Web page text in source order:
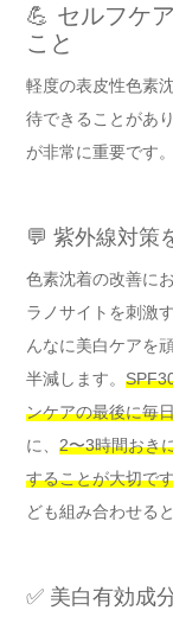
💪 セルフケ
こと
軽度の表皮性色素
待できることがあ
が非常に重要です。
💬 紫外線対策
色素沈着の改善にお
ラノサイトを刺激
んなに美白ケアを
半減します。
ンケアの最後に毎
に、 2〜3時間おき
することが大切で
ども組み合わせる
✅ 美白有効成